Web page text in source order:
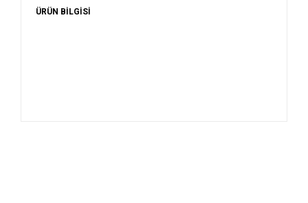
ÜRÜN BİLGİSİ